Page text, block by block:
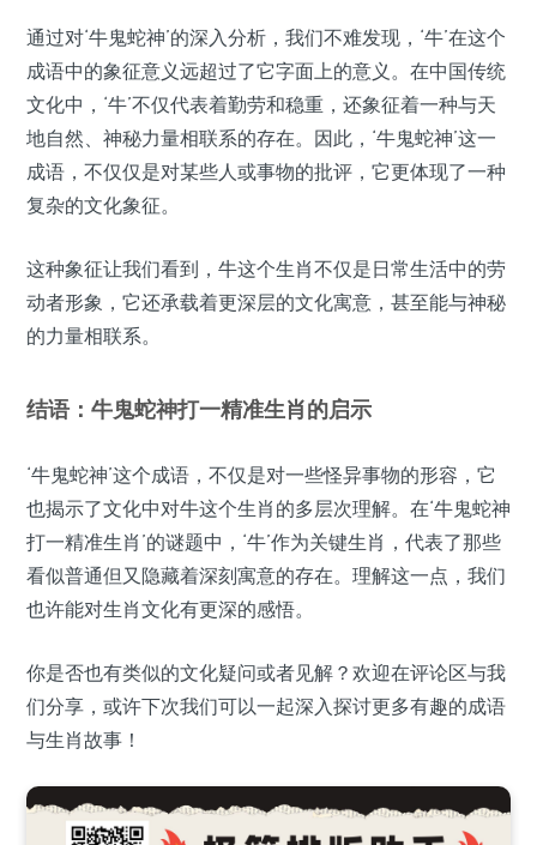
通过对‘牛鬼蛇神’的深入分析，我们不难发现，‘牛’在这个
成语中的象征意义远超过了它字面上的意义。在中国传统
文化中，‘牛’不仅代表着勤劳和稳重，还象征着一种与天
地自然、神秘力量相联系的存在。因此，‘牛鬼蛇神’这一
成语，不仅仅是对某些人或事物的批评，它更体现了一种
复杂的文化象征。
这种象征让我们看到，牛这个生肖不仅是日常生活中的劳
动者形象，它还承载着更深层的文化寓意，甚至能与神秘
的力量相联系。
结语：牛鬼蛇神打一精准生肖的启示
‘牛鬼蛇神’这个成语，不仅是对一些怪异事物的形容，它
也揭示了文化中对牛这个生肖的多层次理解。在‘牛鬼蛇神
打一精准生肖’的谜题中，‘牛’作为关键生肖，代表了那些
看似普通但又隐藏着深刻寓意的存在。理解这一点，我们
也许能对生肖文化有更深的感悟。
你是否也有类似的文化疑问或者见解？欢迎在评论区与我
们分享，或许下次我们可以一起深入探讨更多有趣的成语
与生肖故事！